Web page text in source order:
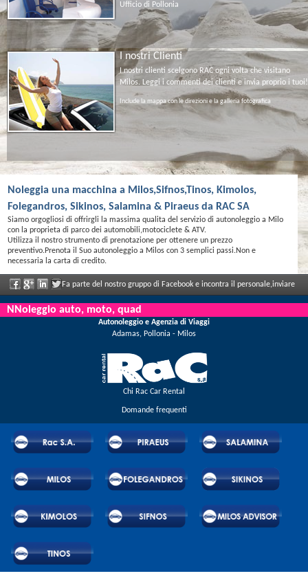
Ufficio di Pollonia
I nostri Clienti
I nostri clienti scelgono RAC ogni volta che visitano
Milos. Leggi i commenti dei clienti e invia proprio i tuoi!
Include la mappa con le direzioni e la galleria fotografica
Noleggia una macchina a Milos,Sifnos,Tinos, Kimolos,
Folegandros, Sikinos, Salamina & Piraeus da RAC SA
Siamo orgogliosi di offrirgli la massima qualita del servizio di autonoleggio a Milo
con la proprieta di parco dei automobili,motociclete & ATV.
Utilizza il nostro strumento di prenotazione per ottenere un prezzo
preventivo.Prenota il Suo autonoleggio a Milos con 3 semplici passi.Non e
necessaria la carta di credito.
Fa parte del nostro gruppo di Facebook e incontra il personale,inviare
le sue valutazioni e ne aproffita i grandi sconti e le offerte che vengono annunciati
NNoleggio auto, moto, quad
Autonoleggio e Agenzia di Viaggi
Adamas, Pollonia - Milos
Chi Rac Car Rental
Domande frequenti